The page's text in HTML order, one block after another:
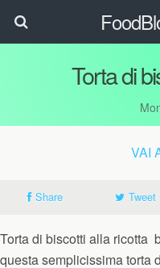
Torta di
VAI
Share Tweet
Torta di biscotti alla ricotta
questa semplicissima torta